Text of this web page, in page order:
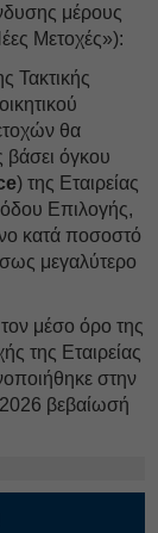
μέρους
Μετοχές»):
Τακτικής
θα
βάσει όγκου
) της Εταιρείας
Επιλογής,
κατά ποσοστό
μεγαλύτερο
μέσο όρο της
της Εταιρείας
στην
βεβαίωσή